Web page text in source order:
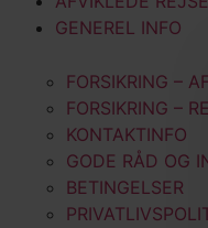
GENEREL INFO
FORSIKRING –
FORSIKRING –
KONTAKTINFO
GODE RÅD OG
BETINGELSER